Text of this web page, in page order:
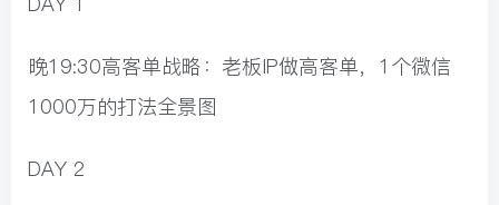
晚19:30高客单战略：老板IP做高客单，1个微信
1000万的打法全景图
DAY 2